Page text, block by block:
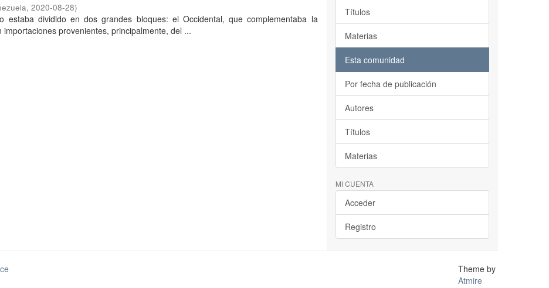
, 2020-08-28)
estaba dividido en dos grandes bloques: el Occidental, que complementaba la
provenientes, principalmente, del ...
Títulos
Materias
Esta comunidad
Por fecha de publicación
Autores
Títulos
Materias
MI CUENTA
Acceder
Registro
Theme by
Atmire